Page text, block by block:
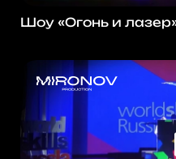
Шоу «Огонь и